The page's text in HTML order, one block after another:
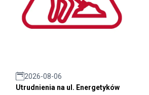
2026-08-06
Utrudnienia na ul. Energetyków